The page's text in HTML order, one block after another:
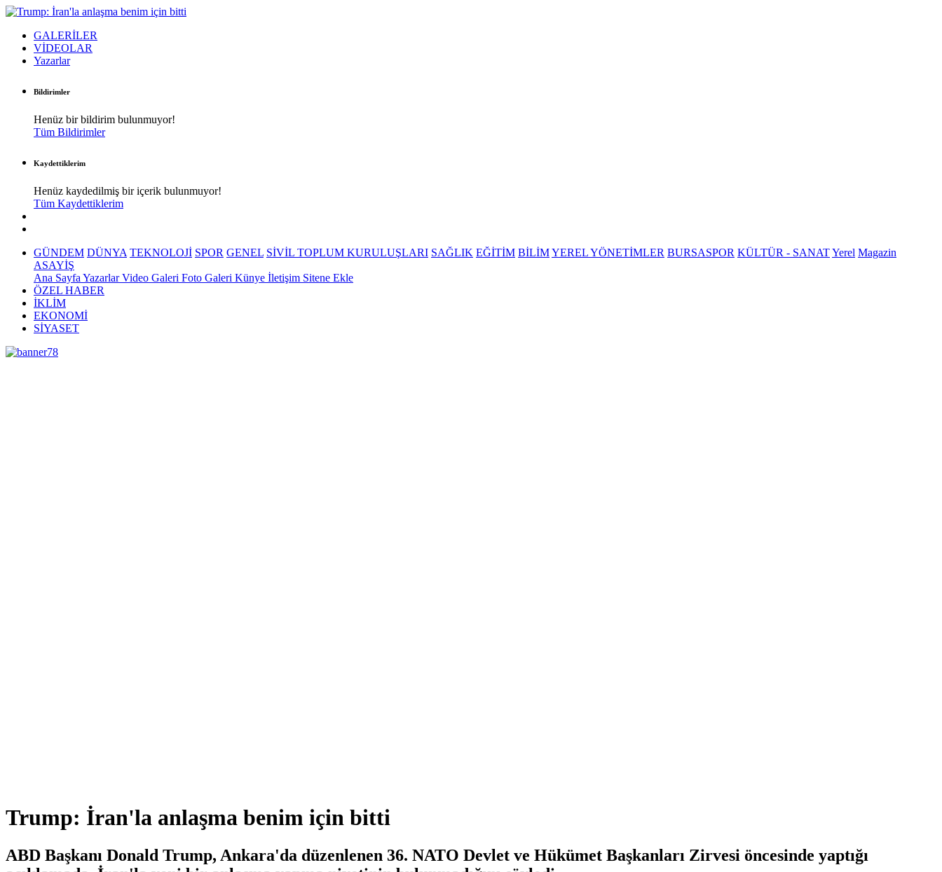
GALERİLER
VİDEOLAR
Yazarlar
Bildirimler
Henüz bir bildirim bulunmuyor!
Tüm Bildirimler
Kaydettiklerim
Henüz kaydedilmiş bir içerik bulunmuyor!
Tüm Kaydettiklerim
GÜNDEM DÜNYA TEKNOLOJİ SPOR GENEL SİVİL TOPLUM KURULUŞLARI SAĞLIK EĞİTİM BİLİMYEREL YÖNETİMLER BURSASPOR KÜLTÜR - SANATYerel Magazin
ASAYİŞ
Ana Sayfa YazarlarVideo Galeri Foto Galeri Künye İletişim Sitene Ekle
ÖZEL HABER
İKLİM
EKONOMİ
SİYASET
Trump: İran'la anlaşma benim için bitti
ABD Başkanı Donald Trump, Ankara'da düzenlenen 36. NATO Devlet ve Hükümet Başkanları Zirvesi öncesinde yaptığı